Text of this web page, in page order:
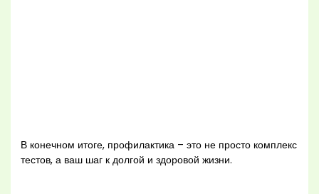
В конечном итоге, профилактика – это не просто комплекс
тестов, а ваш шаг к долгой и здоровой жизни.